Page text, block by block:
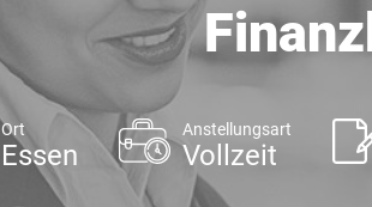
Ort
Essen
Anstellungsart
Vollzeit